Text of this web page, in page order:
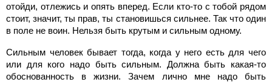
отойди, отлежись и опять вперед. Если кто-то с тобой рядом
стоит, значит, ты прав, ты становишься сильнее. Так что один
в поле не воин. Нельзя быть крутым и сильным одному.
Сильным человек бывает тогда, когда у него есть для чего
или для кого надо быть сильным. Должна быть какая-то
обоснованность в жизни. Зачем лично мне надо быть